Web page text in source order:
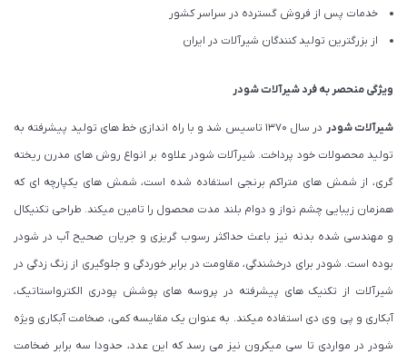
خدمات پس از فروش گسترده در سراسر کشور
از بزرگترین تولید کنندگان شیرآلات در ایران
ویژگی منحصر به فرد شیرآلات شودر
شیرآلات شودر
در سال 1370 تاسیس شد و با راه اندازی خط های تولید پیشرفته به
تولید محصولات خود پرداخت. شیرآلات شودر علاوه بر انواع روش های مدرن ریخته
گری، از شمش های متراکم برنجی استفاده شده است، شمش های یکپارچه ای که
همزمان زیبایی چشم نواز و دوام بلند مدت محصول را تامین میکند. طراحی تکنیکال
و مهندسی شده بدنه نیز باعث حداکثر رسوب گریزی و جریان صحیح آب در شودر
بوده است. شودر برای درخشندگی، مقاومت در برابر خوردگی و جلوگیری از زنگ زدگی در
شیرآلات از تکنیک های پیشرفته در پروسه های پوشش پودری الکترواستاتیک،
آبکاری و پی وی دی استفاده میکند. به عنوان یک مقایسه کمی، صخامت آبکاری ویژه
شودر در مواردی تا سی میکرون نیز می رسد که این عدد، حدودا سه برابر ضخامت